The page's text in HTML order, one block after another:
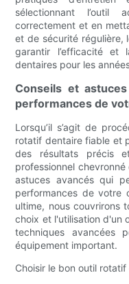
sélectionnant l’outil
correctement et en
et de sécurité régulière,
garantir l’efficacité
dentaires pour les
Conseils et
performances de
Lorsqu’il s’agit de
rotatif dentaire fiable et
des résultats précis
professionnel
astuces avancés qui
performances de votre
ultime, nous couvrirons
choix et l'utilisation d'un
techniques
équipement important.
Choisir le bon outil